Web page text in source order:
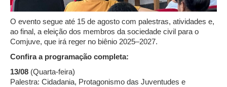
O evento segue até 15 de agosto com palestras, atividades e,
ao final, a eleição dos membros da sociedade civil para o
Comjuve, que irá reger no biênio 2025–2027.
Confira a programação completa:
13/08 (Quarta-feira)
Palestra: Cidadania, Protagonismo das Juventudes e